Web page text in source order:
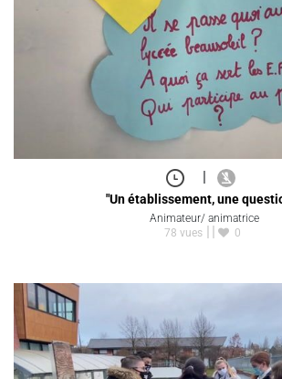
|
"Un établissement, une
Animateur/ animatrice
78 vues
0